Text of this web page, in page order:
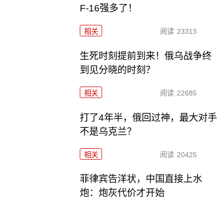
F-16强多了！
相关 阅读 23313
生死时刻提前到来！俄乌战争终
到见分晓的时刻？
相关 阅读 22685
打了4年半，俄回过神，最大对手
不是乌克兰？
相关 阅读 20425
菲律宾告洋状，中国直接上水
炮：炮灰代价才开始